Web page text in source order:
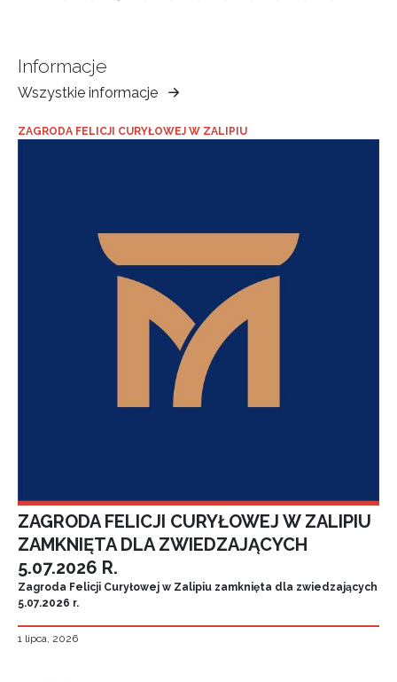
Informacje
Wszystkie informacje
Muzeum
Ziemi
Tarnowskiej
ZAGRODA FELICJI CURYŁOWEJ W ZALIPIU
ZAGRODA FELICJI CURYŁOWEJ W ZALIPIU
ZAMKNIĘTA DLA ZWIEDZAJĄCYCH
5.07.2026 R.
Zagroda Felicji Curyłowej w Zalipiu zamknięta dla zwiedzających
5.07.2026 r.
1 lipca, 2026